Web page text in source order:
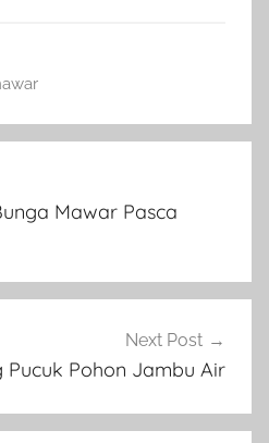
Mawar Pasca
Next Post
Pucuk Pohon Jambu Air